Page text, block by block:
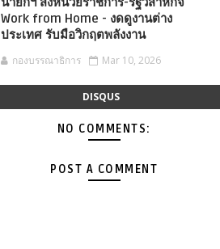
Work from Home - งดดูงานต่าง
ประเทศ รับมือวิกฤตพลังงาน
กองบรรณาธิการ Mar 10, 2026
DISQUS
NO COMMENTS:
POST A COMMENT